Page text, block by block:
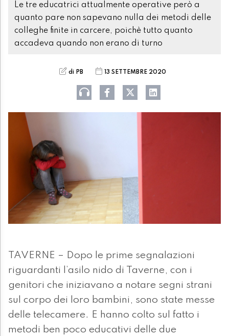
Le tre educatrici attualmente operative però a
quanto pare non sapevano nulla dei metodi delle
colleghe finite in carcere, poichè tutto quanto
accadeva quando non erano di turno
di PB 13 SETTEMBRE 2020
TAVERNE – Dopo le prime segnalazioni
riguardanti l’asilo nido di Taverne, con i
genitori che iniziavano a notare segni strani
sul corpo dei loro bambini, sono state messe
delle telecamere. E hanno colto sul fatto i
metodi ben poco educativi delle due